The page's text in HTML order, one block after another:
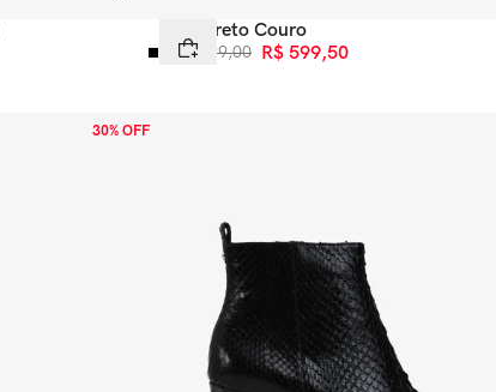
Bota Preto Couro
R$ 1. 199,00 R$ 599,50
30% OFF